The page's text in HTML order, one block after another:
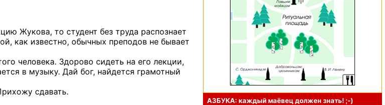
Жукова, то студент без труда распознает
как известно, обычных преподов не бывает
человека. Здорово сидеть на его лекции,
в музыку. Дай бог, найдется грамотный
сдавать.
АЗБУКА: каждый маёвец должензнать! ;-)